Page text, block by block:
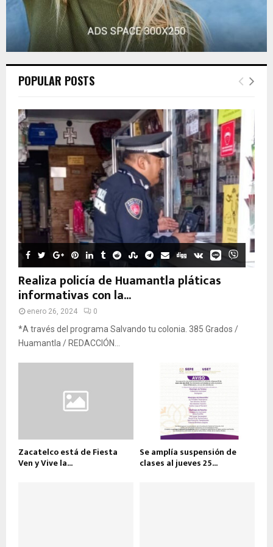
POPULAR POSTS
Realiza policía de Huamantla pláticas
informativas con la...
enero 26, 2024 0
*A través del programa Salvando tu colonia. 385 Grados /
Huamantla / REDACCIÓN...
Zacatelco está de Fiesta
Ven y Vive la...
Se amplía suspensión de
clases al jueves 25...